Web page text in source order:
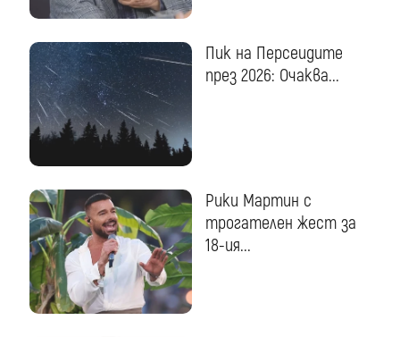
Пик на Персеидите
през 2026: Очаква...
Рики Мартин с
трогателен жест за
18-ия...